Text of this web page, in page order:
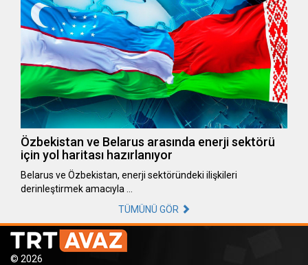
Özbekistan ve Belarus arasında enerji sektörü
için yol haritası hazırlanıyor
Belarus ve Özbekistan, enerji sektöründeki ilişkileri
derinleştirmek amacıyla …
TÜMÜNÜ GÖR
© 2026